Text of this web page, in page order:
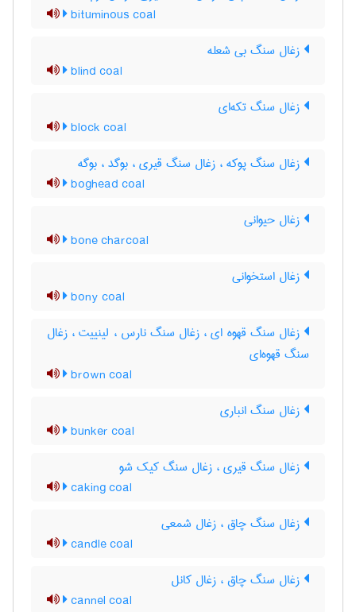
bituminous coal
زغال سنگ بی شعله
blind coal
زغال سنگ تکه‌ای
block coal
زغال سنگ پوکه ، زغال سنگ قیری ، بوگد ، بوگه
boghead coal
زغال حیوانی
bone charcoal
زغال استخوانی
bony coal
زغال سنگ قهوه ای ، زغال سنگ نارس ، لینییت ، زغال
سنگ قهوه‌ای
brown coal
زغال سنگ انباری
bunker coal
زغال سنگ قیری ، زغال سنگ کیک شو
caking coal
زغال سنگ چاق ، زغال شمعی
candle coal
زغال سنگ چاق ، زغال کانل
cannel coal